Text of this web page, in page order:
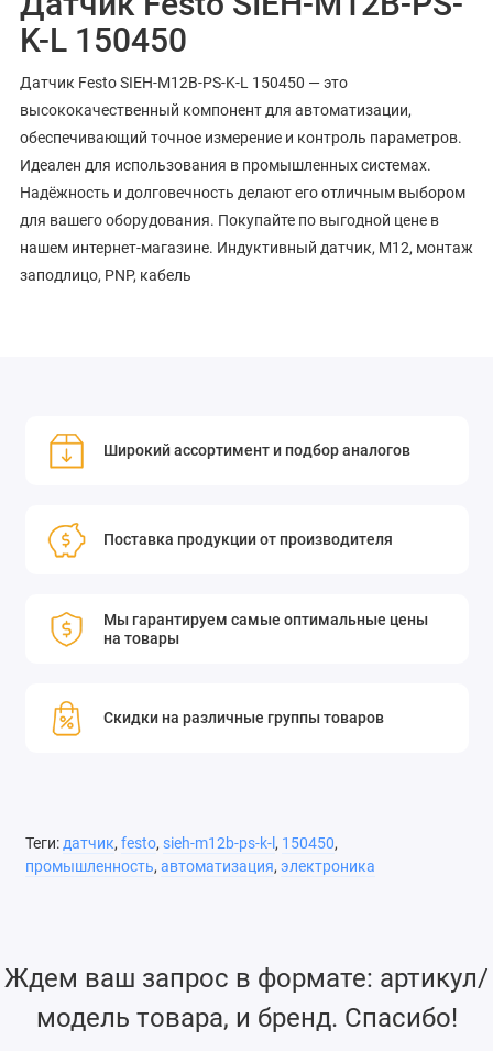
K-L 150450
Датчик Festo SIEH-M12B-PS-K-L 150450 — это
высококачественный компонент для автоматизации,
обеспечивающий точное измерение и контроль параметров.
Идеален для использования в промышленных системах.
Надёжность и долговечность делают его отличным выбором
для вашего оборудования. Покупайте по выгодной цене в
нашем интернет-магазине. Индуктивный датчик, M12, монтаж
заподлицо, PNP, кабель
Широкий ассортимент и подбор аналогов
Поставка продукции от производителя
Мы гарантируем самые оптимальные цены
на товары
Скидки на различные группы товаров
Теги:датчик, festo, sieh-m12b-ps-k-l, 150450,
промышленность, автоматизация, электроника
Ждем ваш запрос в формате: артикул/
модель товара, и бренд. Спасибо!